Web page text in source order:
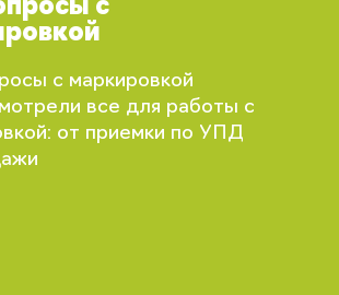
с
с маркировкой
все для работы с
от приемки по УПД